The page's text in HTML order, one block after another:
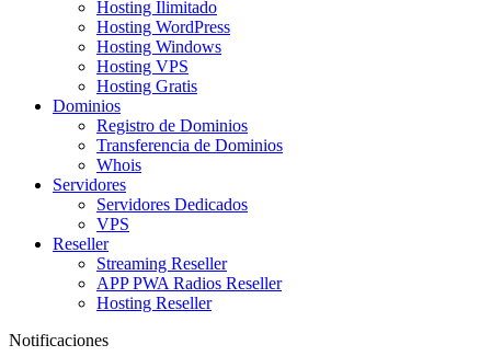
Hosting Ilimitado
Hosting WordPress
Hosting Windows
Hosting VPS
Hosting Gratis
Dominios
Registro de Dominios
Transferencia de Dominios
Whois
Servidores
Servidores Dedicados
VPS
Reseller
Streaming Reseller
APP PWA Radios Reseller
Hosting Reseller
Notificaciones